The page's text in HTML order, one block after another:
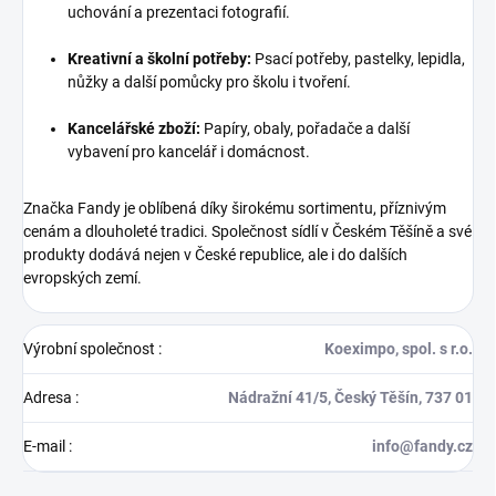
uchování a prezentaci fotografií.
Kreativní a školní potřeby: Psací potřeby, pastelky, lepidla,
nůžky a další pomůcky pro školu i tvoření.
Kancelářské zboží: Papíry, obaly, pořadače a další
vybavení pro kancelář i domácnost.
Značka Fandy je oblíbená díky širokému sortimentu, příznivým
cenám a dlouholeté tradici. Společnost sídlí v Českém Těšíně a své
produkty dodává nejen v České republice, ale i do dalších
evropských zemí.
Výrobní společnost : Koeximpo, spol. s r.o.
Adresa : Nádražní 41/5, Český Těšín, 737 01
E-mail : info@fandy.cz